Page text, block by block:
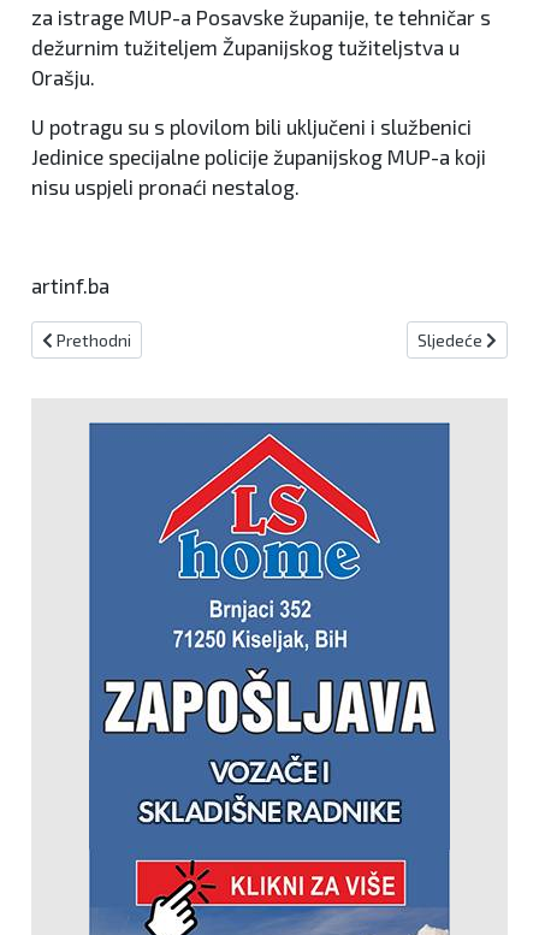
za istrage MUP-a Posavske županije, te tehničar s
dežurnim tužiteljem Županijskog tužiteljstva u
Orašju.
U potragu su s plovilom bili uključeni i službenici
Jedinice specijalne policije županijskog MUP-a koji
nisu uspjeli pronaći nestalog.
artinf.ba
Prethodni članak: GSS-ovci pronašli tijelo mladića koji se utopio u
Prethodni Sljedeći
Sljedeće